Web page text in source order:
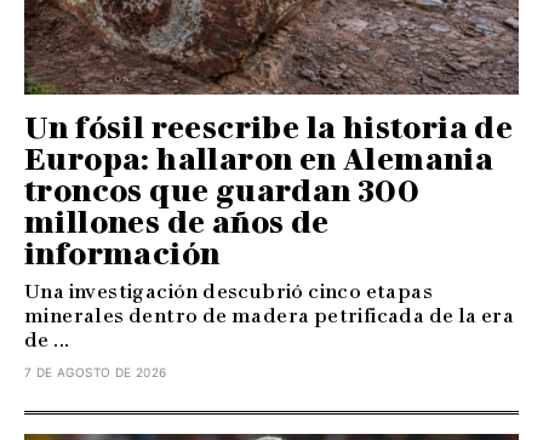
Un fósil reescribe la historia de
Europa: hallaron en Alemania
troncos que guardan 300
millones de años de
información
Una investigación descubrió cinco etapas
minerales dentro de madera petrificada de la era
de ...
7 DE AGOSTO DE 2026